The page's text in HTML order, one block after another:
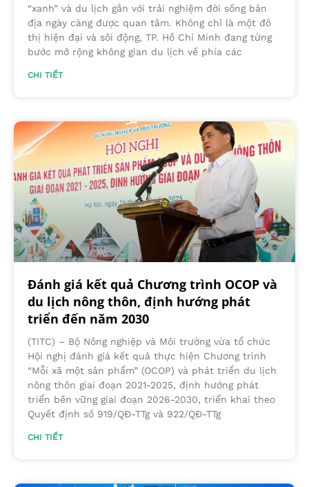
“xanh” và du lịch gắn với trải nghiệm đời sống bản
địa ngày càng được quan tâm. Không chỉ là một đô
thị hiện đại và sôi động, TP. Hồ Chí Minh đang từng
bước mở rộng không gian du lịch về phía các
CHI TIẾT
Đánh giá kết quả Chương trình OCOP và
du lịch nông thôn, định hướng phát
triển đến năm 2030
(TITC) – Bộ Nông nghiệp và Môi trường vừa tổ chức
Hội nghị đánh giá kết quả thực hiện Chương trình
“Mỗi xã một sản phẩm” (OCOP) và phát triển du lịch
nông thôn giai đoạn 2021-2025, định hướng phát
triển bền vững giai đoạn 2026-2030, triển khai theo
Quyết định số 919/QĐ-TTg và 922/QĐ-TTg
CHI TIẾT